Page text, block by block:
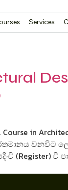
Services
Course in
වනවිට
(Register)